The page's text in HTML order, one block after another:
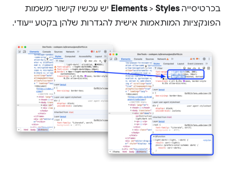
בכרטיסייה
Elements> Styles
יש עכשיו קישור משמות
הפונקציות המותאמות אישית להגדרות שלהן בקטע ייעודי.